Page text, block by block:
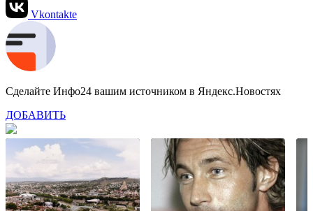
Vkontakte
Сделайте Инфо24 вашим источником в Яндекс.Новостях
ДОБАВИТЬ